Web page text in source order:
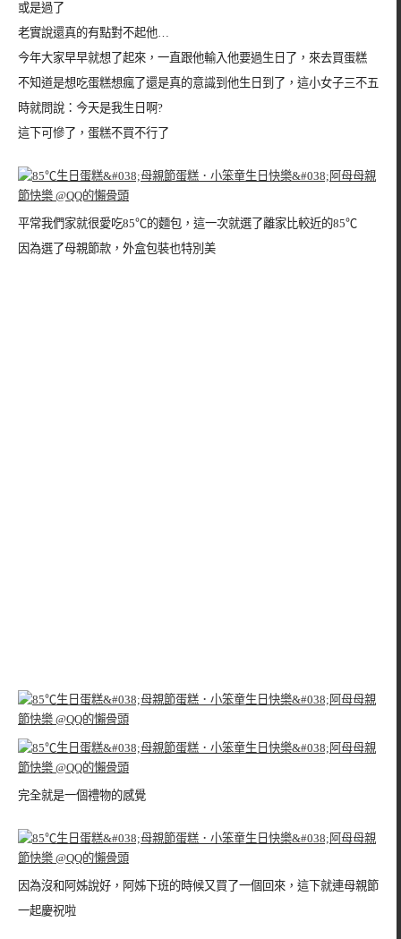
或是過了
老實說還真的有點對不起他…
今年大家早早就想了起來，一直跟他輸入他要過生日了，來去買蛋糕
不知道是想吃蛋糕想瘋了還是真的意識到他生日到了，這小女子三不五
時就問說：今天是我生日啊?
這下可慘了，蛋糕不買不行了
平常我們家就很愛吃85℃的麵包，這一次就選了離家比較近的85℃
因為選了母親節款，外盒包裝也特別美
完全就是一個禮物的感覺
因為沒和阿姊說好，阿姊下班的時候又買了一個回來，這下就連母親節
一起慶祝啦